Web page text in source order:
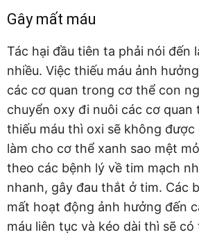
Gây mất máu
Tác hại đầu tiên ta phải nói đến
nhiều. Việc thiếu máu ảnh
các cơ quan trong cơ thể con
chuyển oxy đi nuôi các cơ
thiếu máu thì oxi sẽ không được
làm cho cơ thể xanh sao mệt
theo các bệnh lý về tim mạch
nhanh, gây đau thắt ở tim. Các
mất hoạt động ảnh hưởng đến
máu liên tục và kéo dài thì sẽ